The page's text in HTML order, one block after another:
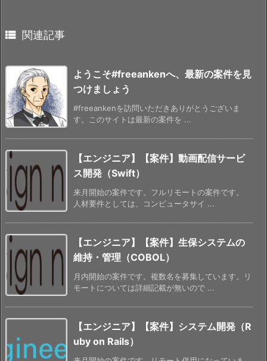
 関連記事
ようこそ#freeankenへ、最新の案件を見
つけましょう
#freeankenを訪問いただきありがとうございま
す。このサイトは最新の案件を ...
【エンジニア】【案件】動画配信サービ
ス開発（Swift）
来月開始の案件です。フルリモートの案件です。
人材要件としては、コンピュータサイ ...
【エンジニア】【案件】生保システムの
維持・管理（COBOL）
月内開始の案件です。複数名を募集しています。リ
モートについては詳細記載が無いので ...
【エンジニア】【案件】システム開発（R
uby on Rails）